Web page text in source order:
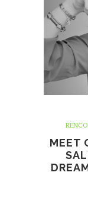
MEET